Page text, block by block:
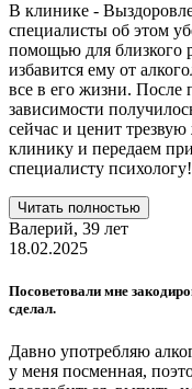
В клинике -
специалисты об этом
помощью для близкого
избавится ему от
все в его жизни. После
зависимости
сейчас и ценит
клинику и передаем
специалисту психологу!
Читать полностью
Валерий, 39 лет
18.02.2025
Посоветовали мне
сделал.
Давно употребляю
у меня посменная,